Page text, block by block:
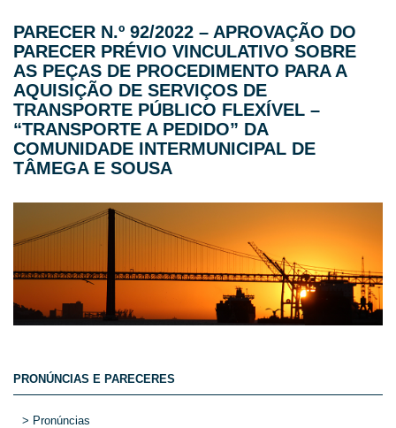
PARECER N.º 92/2022 – APROVAÇÃO DO
PARECER PRÉVIO VINCULATIVO SOBRE
AS PEÇAS DE PROCEDIMENTO PARA A
AQUISIÇÃO DE SERVIÇOS DE
TRANSPORTE PÚBLICO FLEXÍVEL –
“TRANSPORTE A PEDIDO” DA
COMUNIDADE INTERMUNICIPAL DE
TÂMEGA E SOUSA
PRONÚNCIAS E PARECERES
> Pronúncias